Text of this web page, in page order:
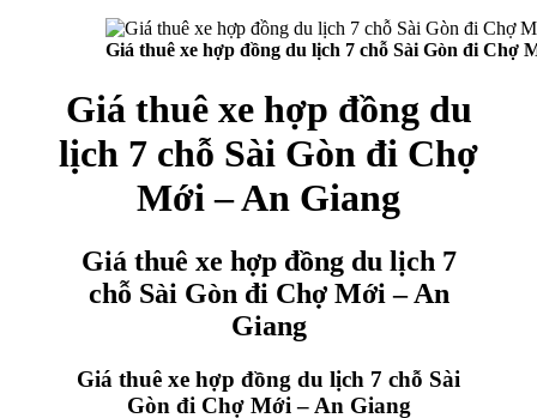
Giá thuê xe hợp đồng du lịch 7 chỗ Sài Gòn đi Chợ
Giá thuê xe hợp đồng du
lịch 7 chỗ Sài Gòn đi Chợ
Mới – An Giang
Giá thuê xe hợp đồng du lịch 7
chỗ Sài Gòn đi Chợ Mới – An
Giang
Giá thuê xe hợp đồng du lịch 7 chỗ Sài
Gòn đi Chợ Mới – An Giang